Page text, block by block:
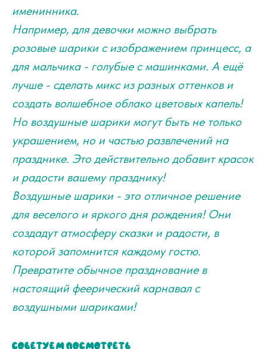
именинника.
Например, для девочки можно выбрать
розовые шарики с изображением принцесс, а
для мальчика - голубые с машинками. А ещё
лучше - сделать микс из разных оттенков и
создать волшебное облако цветовых капель!
Но воздушные шарики могут быть не только
украшением, но и частью развлечений на
празднике. Это действительно добавит красок
и радости вашему празднику!
Воздушные шарики - это отличное решение
для веселого и яркого дня рождения! Они
создадут атмосферу сказки и радости, в
которой запомнится каждому гостю.
Превратите обычное празднование в
настоящий феерический карнавал с
воздушными шариками!
Советуем посмотреть